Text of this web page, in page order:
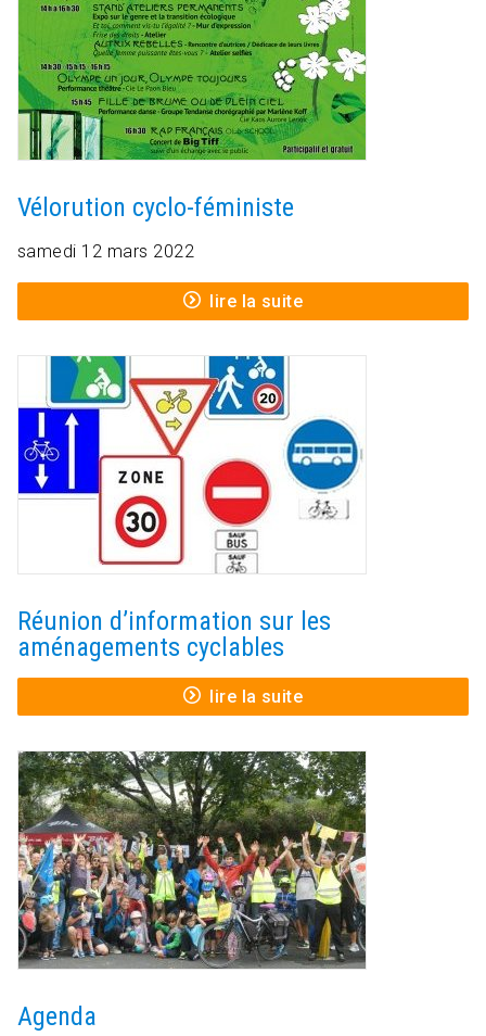
Vélorution cyclo-féministe
samedi 12 mars 2022
lire la suite
Réunion d’information sur les
aménagements cyclables
lire la suite
Agenda